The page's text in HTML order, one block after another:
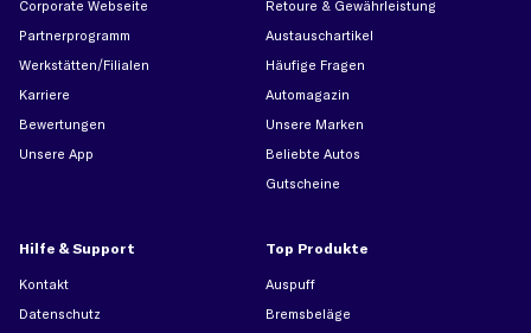
Corporate Webseite
Partnerprogramm
Werkstätten/Filialen
Karriere
Bewertungen
Unsere App
Retoure & Gewährleistung
Austauschartikel
Häufige Fragen
Automagazin
Unsere Marken
Beliebte Autos
Gutscheine
Hilfe & Support
Kontakt
Datenschutz
Top Produkte
Auspuff
Bremsbeläge